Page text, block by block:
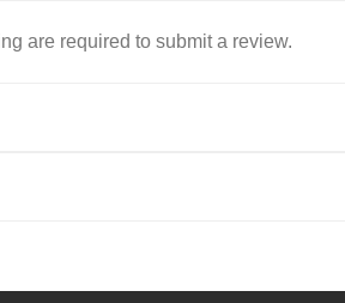
are required to submit a review.